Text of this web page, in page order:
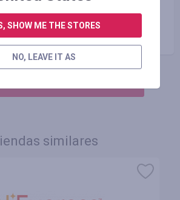
opłacone
similares
SHOW ME THE STORES
NO, LEAVE IT AS